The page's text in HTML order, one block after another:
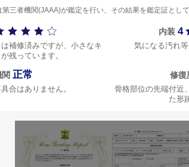
第三者機関(JAAA)が鑑定を行い、その結果を鑑定証とし
補修済みですが、小さなキ
残っています。
内装 4
気になる汚れ
関 正常
合はありません。
修復
骨格部位の先端付近
た形